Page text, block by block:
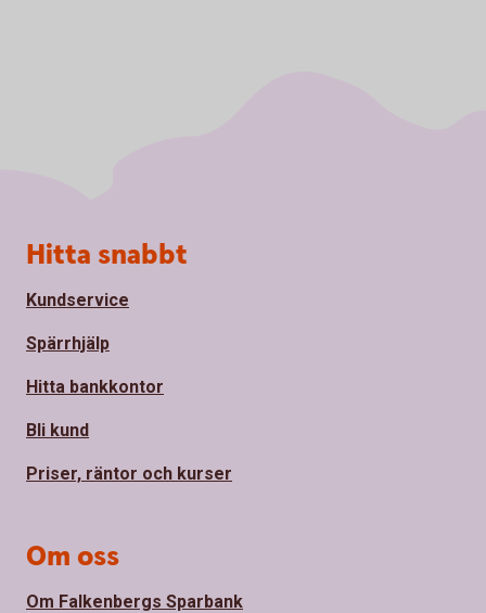
Sidfot
Hitta snabbt
Kundservice
Spärrhjälp
Hitta bankkontor
Bli kund
Priser, räntor och kurser
Om oss
Om Falkenbergs Sparbank